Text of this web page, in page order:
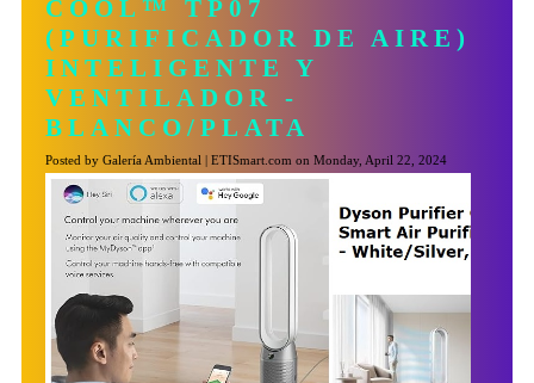
COOL™ TP07
(PURIFICADOR DE AIRE)
INTELIGENTE Y
VENTILADOR -
BLANCO/PLATA
Posted by Galería Ambiental | ETISmart.com on Monday, April 22, 2024